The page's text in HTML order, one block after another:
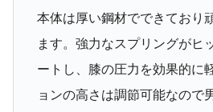
本体は厚い鋼材でできており
ます。強力なスプリングがヒ
ートし、膝の圧力を効果的に
ョンの高さは調節可能なので